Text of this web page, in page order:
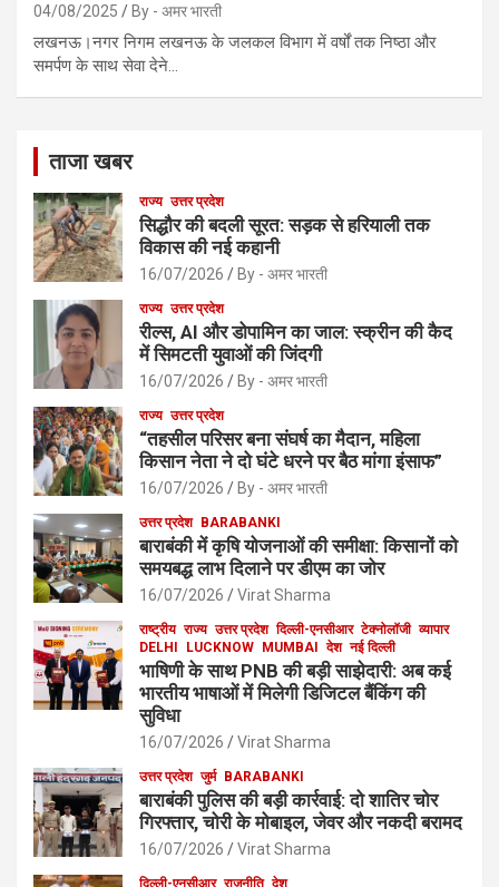
04/08/2025 By - अमर भारती
लखनऊ।नगर निगम लखनऊ के जलकल विभाग में वर्षों तक निष्ठा और
समर्पण के साथ सेवा देने…
ताजा खबर
राज्य उत्तर प्रदेश
सिद्धौर की बदली सूरत: सड़क से हरियाली तक
विकास की नई कहानी
16/07/2026 By - अमर भारती
राज्य उत्तर प्रदेश
रील्स, AI और डोपामिन का जाल: स्क्रीन की कैद
में सिमटती युवाओं की जिंदगी
16/07/2026 By - अमर भारती
राज्य उत्तर प्रदेश
“तहसील परिसर बना संघर्ष का मैदान, महिला
किसान नेता ने दो घंटे धरने पर बैठ मांगा इंसाफ”
16/07/2026 By - अमर भारती
उत्तर प्रदेश BARABANKI
बाराबंकी में कृषि योजनाओं की समीक्षा: किसानों को
समयबद्ध लाभ दिलाने पर डीएम का जोर
16/07/2026 Virat Sharma
राष्ट्रीय राज्य उत्तर प्रदेश दिल्ली-एनसीआर टेक्नोलॉजी व्यापार
DELHI
LUCKNOW MUMBAI देश नई दिल्ली
भाषिणी के साथ PNB की बड़ी साझेदारी: अब कई
भारतीय भाषाओं में मिलेगी डिजिटल बैंकिंग की
सुविधा
16/07/2026 Virat Sharma
उत्तर प्रदेश जुर्म BARABANKI
बाराबंकी पुलिस की बड़ी कार्रवाई: दो शातिर चोर
गिरफ्तार, चोरी के मोबाइल, जेवर और नकदी बरामद
16/07/2026 Virat Sharma
दिल्ली-एनसीआर राजनीति देश